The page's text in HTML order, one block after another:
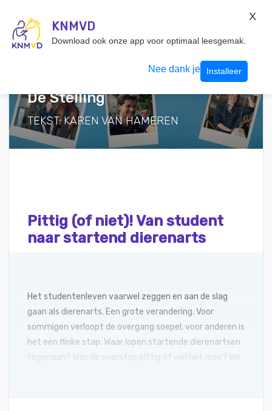
Inloggen
De Stelling
TEKST: KAREN VAN HAMEREN
Pittig (of niet)! Van student
naar startend dierenarts
Het studentenleven vaarwel zeggen en aan de slag
gaan als dierenarts. Een grote verandering. Voor
sommigen verloopt de overgang soepel, voor anderen is
het een flinke stap. Waar lopen startende dierenartsen
tegenaan? Was de overstap pittig of viel het mee? We
KNMVD
Download ook onze app voor optimaal leesgemak.
Nee dank je Installeer
X